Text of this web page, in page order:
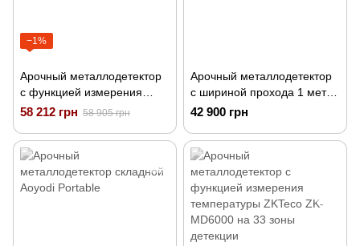
−1%
Арочный металлодетектор
с функцией измерения
температуры ZKTeco ZK-
детекции
58 212 грн 58 905 грн
Арочный металлодетектор
с шириной прохода 1 метр
ZKTeco AMD600 на 6 зон
42 900 грн